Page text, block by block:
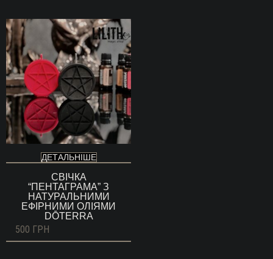
ДЕТАЛЬНІШЕ
СВІЧКА
“ПЕНТАГРАМА” З
НАТУРАЛЬНИМИ
ЕФІРНИМИ ОЛІЯМИ
DŌTERRA
500 ГРН